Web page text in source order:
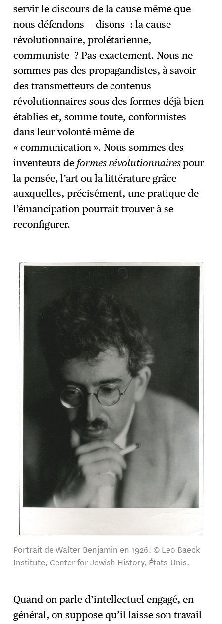
servir le discours de la cause même que
nous défendons — disons : la cause
révolutionnaire, prolétarienne,
communiste ? Pas exactement. Nous ne
sommes pas des propagandistes, à savoir
des transmetteurs de contenus
révolutionnaires sous des formes déjà bien
établies et, somme toute, conformistes
dans leur volonté même de
« communication ». Nous sommes des
inventeurs de formes révolutionnairespour
la pensée, l’art ou la littérature grâce
auxquelles, précisément, une pratique de
l’émancipation pourrait trouver à se
reconfigurer.
Portrait de Walter Benjamin en 1926. © Leo Baeck
Institute, Center for Jewish History, États-Unis.
Quand on parle d’intellectuel engagé, en
général, on suppose qu’il laisse son travail